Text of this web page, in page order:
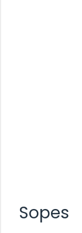
Sopes